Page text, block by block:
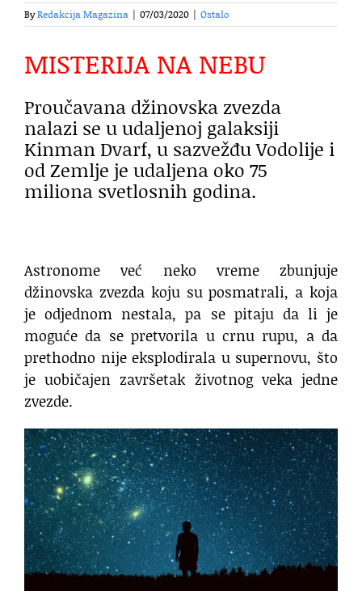
ByRedakcija Magazina 07/03/2020 Ostalo
MISTERIJA NA NEBU
Proučavana džinovska zvezda
nalazi se u udaljenoj galaksiji
Kinman Dvarf, u sazvežđu Vodolije i
od Zemlje je udaljena oko 75
miliona svetlosnih godina.
Astronome već neko vreme zbunjuje
džinovska zvezda koju su posmatrali, a koja
je odjednom nestala, pa se pitaju da li je
moguće da se pretvorila u crnu rupu, a da
prethodno nije eksplodirala u supernovu, što
je uobičajen završetak životnog veka jedne
zvezde.